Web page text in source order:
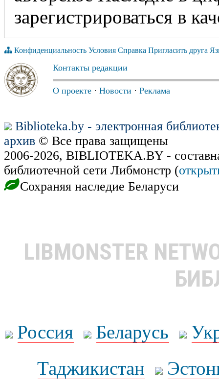
зарегистрироваться в
Конфиденциальность Условия Справка Пригласить друга
Контакты редакции
О проекте · Новости · Реклама
Biblioteka.by - электронная
архив © Все права защищены
2006-2026, BIBLIOTEKA.BY -
библиотечной сети Либмонстр (
Сохраняя наследие Беларуси
LIBMONSTER
Россия Беларусь
Таджикистан